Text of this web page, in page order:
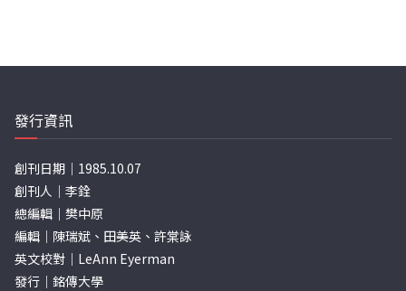
發行資訊
創刊日期｜1985.10.07
創刊人｜李銓
總編輯｜樊中原
編輯｜陳瑞斌、田美英、許棠詠
英文校對｜LeAnn Eyerman
發行｜銘傳大學